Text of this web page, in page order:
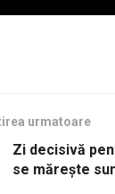
urmatoare
Zi decisivă
se mărește